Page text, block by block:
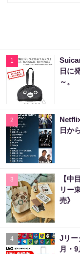
1
Suica
日に
～。
2
日か
3
【中
リー
売》
4
Jリー
月・